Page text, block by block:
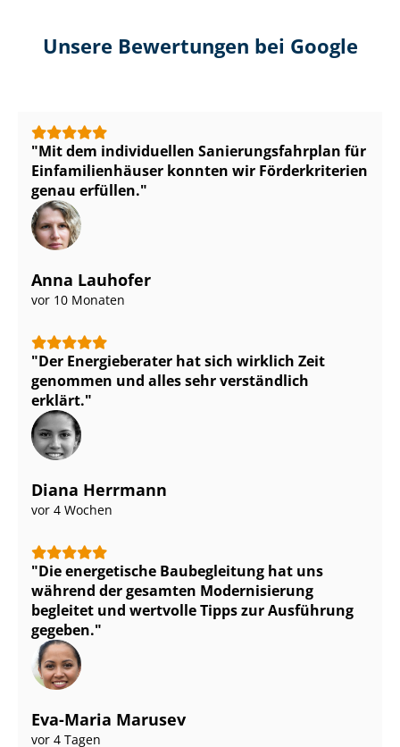
Unsere Bewertungen bei Google
Mit dem individuellen Sa­nie­rungs­fahr­plan für
Ein­fa­mi­li­en­häu­ser konnten wir Förderkriterien
genau erfüllen.
Anna Lauhofer
vor 10 Monaten
Der Energieberater hat sich wirklich Zeit
genommen und alles sehr verständlich
erklärt.
Diana Herrmann
vor 4 Wochen
Die energetische Baubegleitung hat uns
während der gesamten Modernisierung
begleitet und wertvolle Tipps zur Ausführung
gegeben.
Eva-Maria Marusev
vor 4 Tagen